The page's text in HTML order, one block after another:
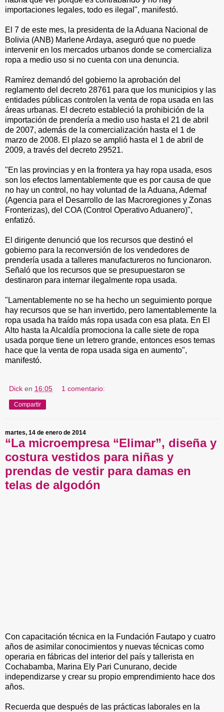
importaciones legales, todo es ilegal", manifestó.
El 7 de este mes, la presidenta de la Aduana Nacional de
Bolivia (ANB) Marlene Ardaya, aseguró que no puede
intervenir en los mercados urbanos donde se comercializa
ropa a medio uso si no cuenta con una denuncia.
Ramírez demandó del gobierno la aprobación del
reglamento del decreto 28761 para que los municipios y las
entidades públicas controlen la venta de ropa usada en las
áreas urbanas. El decreto estableció la prohibición de la
importación de prendería a medio uso hasta el 21 de abril
de 2007, además de la comercialización hasta el 1 de
marzo de 2008. El plazo se amplió hasta el 1 de abril de
2009, a través del decreto 29521.
"En las provincias y en la frontera ya hay ropa usada, esos
son los efectos lamentablemente que es por causa de que
no hay un control, no hay voluntad de la Aduana, Ademaf
(Agencia para el Desarrollo de las Macroregiones y Zonas
Fronterizas), del COA (Control Operativo Aduanero)",
enfatizó.
El dirigente denunció que los recursos que destinó el
gobierno para la reconversión de los vendedores de
prendería usada a talleres manufactureros no funcionaron.
Señaló que los recursos que se presupuestaron se
destinaron para internar ilegalmente ropa usada.
"Lamentablemente no se ha hecho un seguimiento porque
hay recursos que se han invertido, pero lamentablemente la
ropa usada ha traído más ropa usada con esa plata. En El
Alto hasta la Alcaldía promociona la calle siete de ropa
usada porque tiene un letrero grande, entonces esos temas
hace que la venta de ropa usada siga en aumento",
manifestó.
Dick en 16:05 1 comentario:
Compartir
martes, 14 de enero de 2014
“La microempresa “Elimar”, diseña y
costura vestidos para niñas y
prendas de vestir para damas en
telas de algodón
Con capacitación técnica en la Fundación Fautapo y cuatro
años de asimilar conocimientos y nuevas técnicas como
operaria en fábricas del interior del país y tallerista en
Cochabamba, Marina Ely Pari Cunurano, decide
independizarse y crear su propio emprendimiento hace dos
años.
Recuerda que después de las prácticas laborales en la